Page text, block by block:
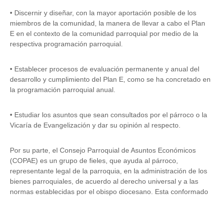
• Discernir y diseñar, con la mayor aportación posible de los
miembros de la comunidad, la manera de llevar a cabo el Plan
E en el contexto de la comunidad parroquial por medio de la
respectiva programación parroquial.
• Establecer procesos de evaluación permanente y anual del
desarrollo y cumplimiento del Plan E, como se ha concretado en
la programación parroquial anual.
• Estudiar los asuntos que sean consultados por el párroco o la
Vicaría de Evangelización y dar su opinión al respecto.
Por su parte, el Consejo Parroquial de Asuntos Económicos
(COPAE) es un grupo de fieles, que ayuda al párroco,
representante legal de la parroquia, en la administración de los
bienes parroquiales, de acuerdo al derecho universal y a las
normas establecidas por el obispo diocesano. Esta conformado